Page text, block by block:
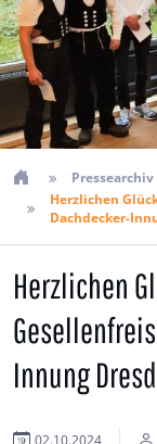
Pressearchiv
Herzlichen
Dachdecker-
Herzlichen
Innung
02.10.2024